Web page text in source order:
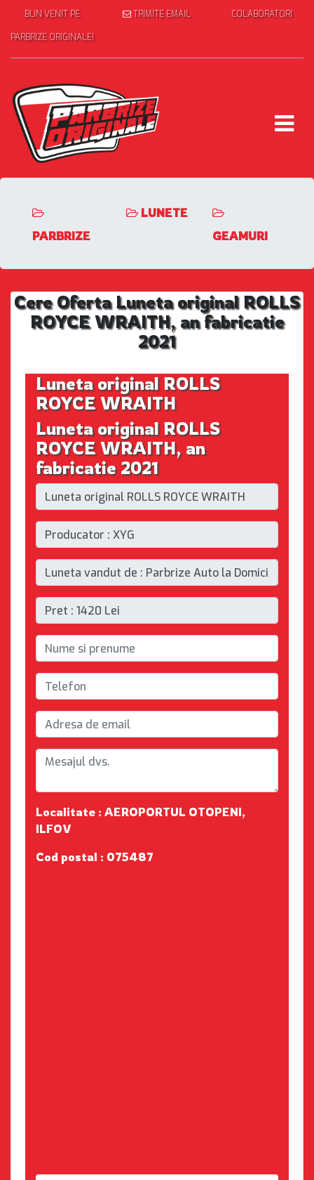
BUN VENIT PE
PARBRIZE ORIGINALE!
TRIMITE EMAIL COLABORATORI
PARBRIZE
LUNETE
GEAMURI
Cere Oferta Luneta original ROLLS
ROYCE WRAITH, an fabricatie
2021
Luneta original ROLLS
ROYCE WRAITH
Luneta original ROLLS
ROYCE WRAITH, an
fabricatie 2021
Localitate : AEROPORTUL OTOPENI,
ILFOV
Cod postal : 075487